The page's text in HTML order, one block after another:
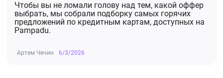
Чтобы вы не ломали голову над тем, какой оффер
выбрать, мы собрали подборку самых горячих
предложений по кредитным картам, доступных на
Pampadu.
Артем Чечин 6/3/2026